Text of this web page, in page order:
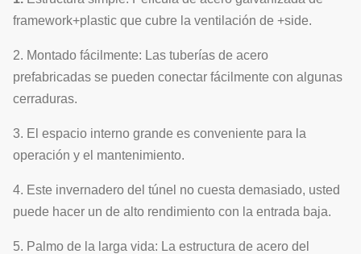
ventiladores
6
sistema del
Película-
balanceo
electrodinámico,
tipo de cadena,
Sí
Sistema de
enfriamiento
Consiste en los
ventiladores y el
cojín de
enfriamiento
Calefacción de
framework+plastic que cubre la ventilación de +side.
2. Montado fácilmente: Las tuberías de acero
prefabricadas se pueden conectar fácilmente con algunas
cerraduras.
3. El espacio interno grande es conveniente para la
operación y el mantenimiento.
4. Este invernadero del túnel no cuesta demasiado, usted
puede hacer un de alto rendimiento con la entrada baja.
5. Palmo de la larga vida: La estructura de acero del